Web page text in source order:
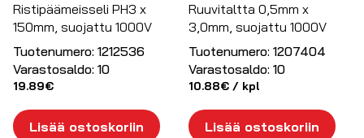
Ristipäämeisseli PH3 x
150mm, suojattu 1000V
Tuotenumero: 1212536
Varastosaldo: 10
19.89€
Lisää ostoskoriin
Ruuvitaltta 0,5mm x
3,0mm, suojattu 1000V
Tuotenumero: 1207404
Varastosaldo: 10
10.88€ / kpl
Lisää ostoskoriin